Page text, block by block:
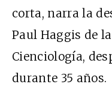
corta, narra la
Paul Haggis de
Cienciología,
durante 35 años.